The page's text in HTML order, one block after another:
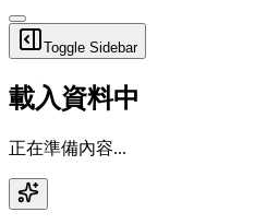
Toggle Sidebar
載入資料中
正在準備內容...